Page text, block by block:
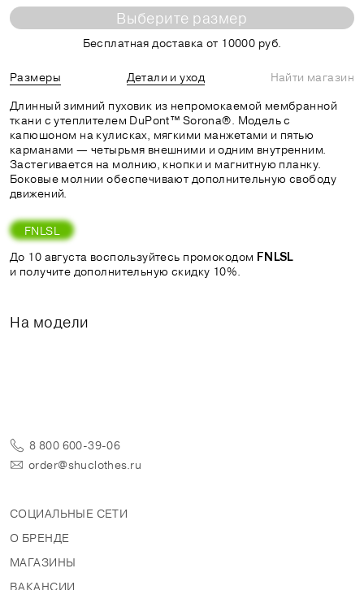
Выберите размер
Бесплатная доставка от 10000 руб.
Размеры Детали и уход
Найти магазин
Длинный зимний пуховик из непромокаемой мембранной
ткани с утеплителем DuPont™ Sorona®. Модель c
капюшоном на кулисках, мягкими манжетами и пятью
карманами — четырьмя внешними и одним внутренним.
Застегивается на молнию, кнопки и магнитную планку.
Боковые молнии обеспечивают дополнительную свободу
движений.
FNLSL
До 10 августа воспользуйтесь промокодом FNLSL
и получите дополнительную скидку 10%.
На модели
8 800 600-39-06
order@shuclothes.ru
СОЦИАЛЬНЫЕ СЕТИ
О БРЕНДЕ
МАГАЗИНЫ
ВАКАНСИИ